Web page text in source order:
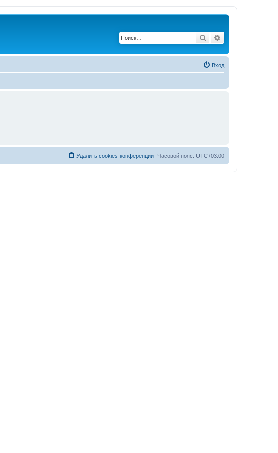
Поиск
Вход
Часовой пояс: UTC+03:00
Удалить cookies конференции